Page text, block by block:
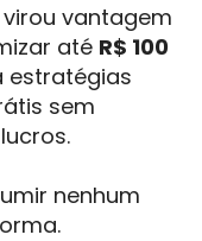
vantagem
até R$ 100
estratégias
sem
nenhum